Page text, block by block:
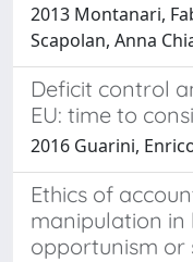
2013 Montanari,
Scapolan, Anna
Deficit control
EU: time to
2016 Guarini,
Ethics of
manipulation
opportunism or